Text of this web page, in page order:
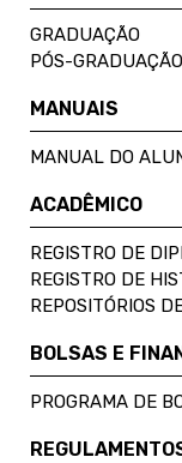
GRADUAÇÃO
PÓS-GRADUAÇÃO
MANUAIS
MANUAL DO
ACADÊMICO
REGISTRO DE
REGISTRO DE
REPOSITÓRIOS
BOLSAS E
PROGRAMA DE